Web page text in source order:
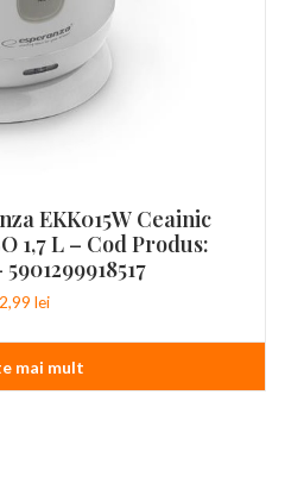
EKK015W Ceainic
1,7 L – Cod Produs:
lei
mai mult